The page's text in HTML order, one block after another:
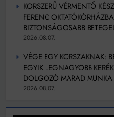
KORSZERŰ VÉRMENTŐ
FERENC
BIZTONSÁGOSABB
2026.08.07.
VÉGE EGY KORSZAKNAK:
EGYIK LEGNAGYOBB
DOLGOZÓ MARAD MUNKA
2026.08.07.